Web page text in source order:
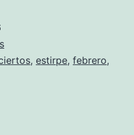
, estirpe, febrero,